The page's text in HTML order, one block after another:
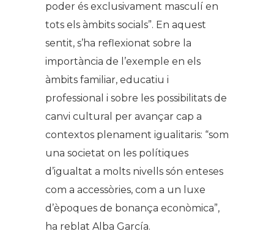
poder és exclusivament masculí en
tots els àmbits socials”. En aquest
sentit, s’ha reflexionat sobre la
importància de l’exemple en els
àmbits familiar, educatiu i
professional i sobre les possibilitats de
canvi cultural per avançar cap a
contextos plenament igualitaris: “som
una societat on les polítiques
d’igualtat a molts nivells són enteses
com a accessòries, com a un luxe
d’èpoques de bonança econòmica”,
ha reblat Alba García.